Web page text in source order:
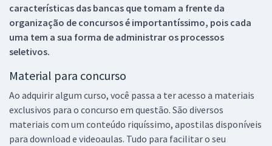
características das bancas que tomam a frente da
organização de concursos é importantíssimo, pois cada
uma tem a sua forma de administrar os processos
seletivos.
Material para concurso
Ao adquirir algum curso, você passa a ter acesso a materiais
exclusivos para o concurso em questão. São diversos
materiais com um conteúdo riquíssimo, apostilas disponíveis
para download e videoaulas. Tudo para facilitar o seu